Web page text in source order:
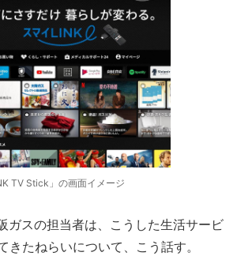
TV Stick」の画面イメージ
ガスの担当者は、こうした生活サービ
きたねらいについて、こう話す。